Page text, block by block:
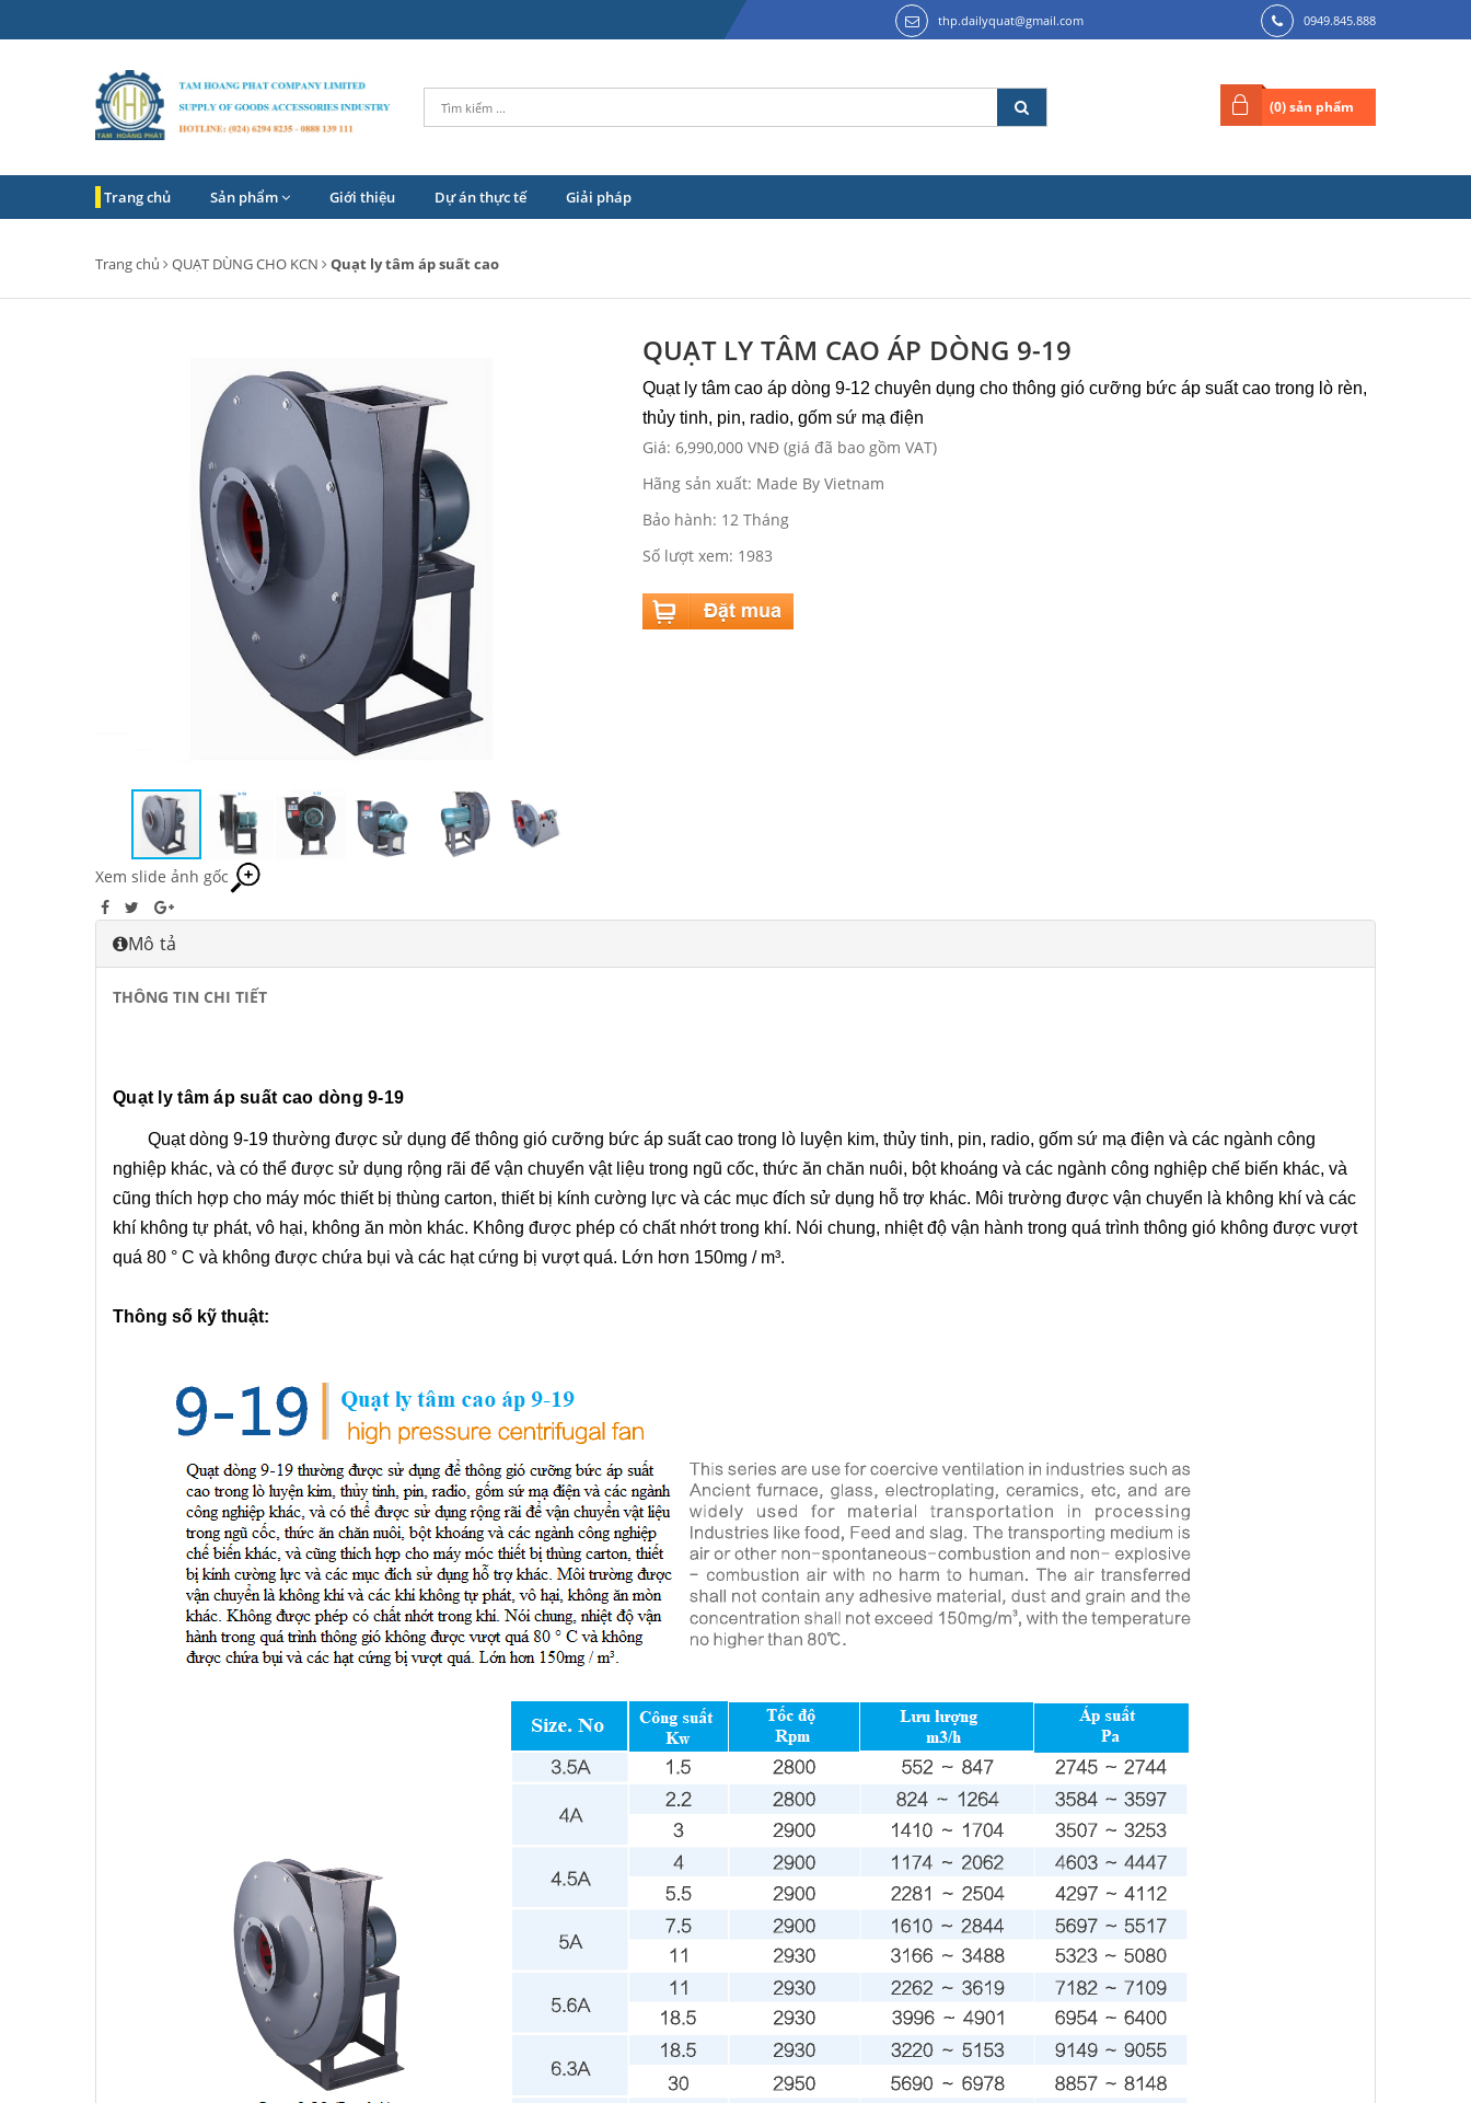
thp.dailyquat@gmail.com 0949.845.888
(0) sản phẩm
Trang chủ Sản phẩm Giới thiệu Dự án thực tế Giải pháp
Trang chủ QUẠT DÙNG CHO KCN Quạt ly tâm áp suất cao
Xem slide ảnh gốc
QUẠT LY TÂM CAO ÁP DÒNG 9-19
Quạt ly tâm cao áp dòng 9-12 chuyên dụng cho thông gió cưỡng bức áp suất cao trong lò rèn,
thủy tinh, pin, radio, gốm sứ mạ điện
Giá: 6,990,000 VNĐ (giá đã bao gồm VAT)
Hãng sản xuất: Made By Vietnam
Bảo hành: 12 Tháng
Số lượt xem: 1983
Mô tả
THÔNG TIN CHI TIẾT
Quạt ly tâm áp suất cao dòng 9-19
Quạt dòng 9-19 thường được sử dụng để thông gió cưỡng bức áp suất cao trong lò luyện kim, thủy tinh, pin, radio, gốm sứ mạ điện và các ngành công
nghiệp khác, và có thể được sử dụng rộng rãi để vận chuyển vật liệu trong ngũ cốc, thức ăn chăn nuôi, bột khoáng và các ngành công nghiệp chế biến khác, và
cũng thích hợp cho máy móc thiết bị thùng carton, thiết bị kính cường lực và các mục đích sử dụng hỗ trợ khác. Môi trường được vận chuyển là không khí và các
khí không tự phát, vô hại, không ăn mòn khác. Không được phép có chất nhớt trong khí. Nói chung, nhiệt độ vận hành trong quá trình thông gió không được vượt
quá 80 ° C và không được chứa bụi và các hạt cứng bị vượt quá. Lớn hơn 150mg / m³.
Thông số kỹ thuật: